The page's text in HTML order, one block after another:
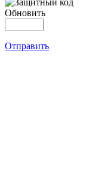
Обновить
Отправить